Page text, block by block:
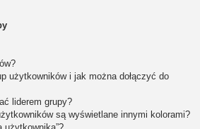
użytkowników i jak można dołączyć do
liderem grupy?
są wyświetlane innymi kolorami?